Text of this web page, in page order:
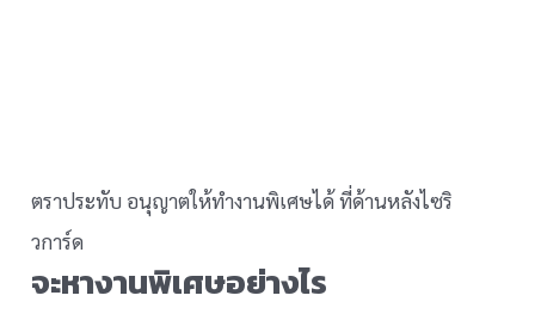
ตราประทับ อนุญาตให้ทำงานพิเศษได้ ที่ด้านหลังไซริ
วการ์ด
จะหางานพิเศษอย่างไร